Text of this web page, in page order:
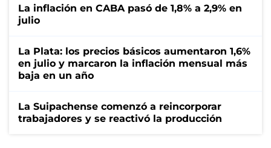
La inflación en CABA pasó de 1,8% a 2,9% en
julio
La Plata: los precios básicos aumentaron 1,6%
en julio y marcaron la inflación mensual más
baja en un año
La Suipachense comenzó a reincorporar
trabajadores y se reactivó la producción